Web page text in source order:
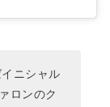
ニシャル
ロンのク